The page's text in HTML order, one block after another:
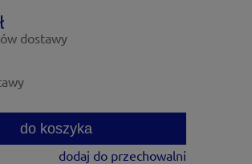
dostawy
do koszyka
dodaj do przechowalni